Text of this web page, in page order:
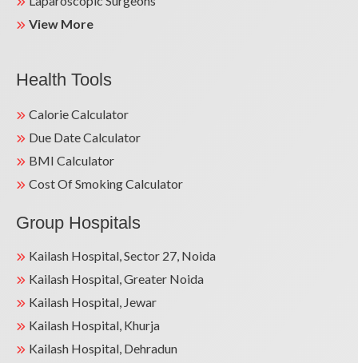
View More
Health Tools
Calorie Calculator
Due Date Calculator
BMI Calculator
Cost Of Smoking Calculator
Group Hospitals
Kailash Hospital, Sector 27, Noida
Kailash Hospital, Greater Noida
Kailash Hospital, Jewar
Kailash Hospital, Khurja
Kailash Hospital, Dehradun